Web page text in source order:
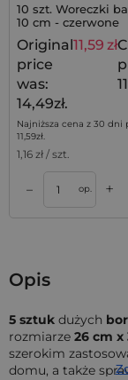
10 szt. Woreczki
10 cm - czerwone
Original
price
was:
14,49zł.
11,59 zł
Najniższa cena z 30 dni
11,59zł.
1,16 zł / szt.
– op. +
Opis
5 sztuk dużych
rozmiarze 26 cm x
szerokim
domu, a także